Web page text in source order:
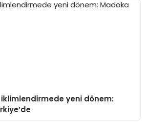
iklimlendirmede yeni dönem: